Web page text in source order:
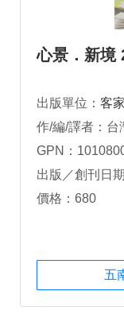
心景．新境
出版單位： 客
作/編/譯者：台
GPN：
出版／創刊日
價格：680
五